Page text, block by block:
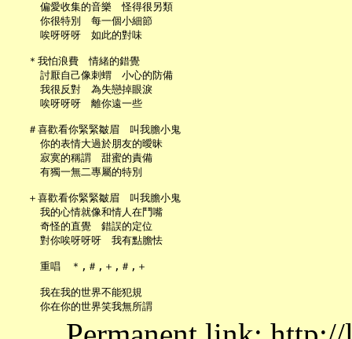
     偏愛收集的音樂　怪得很另類
     你很特別　每一個小細節
     唉呀呀呀　如此的對味
   ＊我怕浪費　情緒的錯覺
     討厭自己像刺蝟　小心的防備
     我很反對　為失戀掉眼淚
     唉呀呀呀　離你遠一些
   ＃喜歡看你緊緊皺眉　叫我膽小鬼
     你的表情大過於朋友的曖昧
     寂寞的稱謂　甜蜜的責備
     有獨一無二專屬的特別
   ＋喜歡看你緊緊皺眉　叫我膽小鬼
     我的心情就像和情人在鬥嘴
     奇怪的直覺　錯誤的定位
     對你唉呀呀呀　我有點膽怯
     重唱　＊,＃,＋,＃,＋
     我在我的世界不能犯規